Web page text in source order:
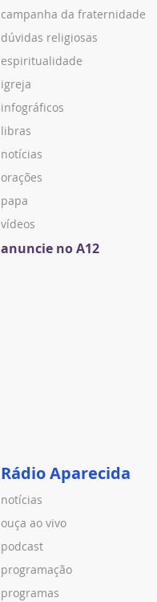
campanha da fraternidade
dúvidas religiosas
espiritualidade
igreja
infográficos
libras
notícias
orações
papa
vídeos
anuncie no A12
Rádio Aparecida
notícias
ouça ao vivo
podcast
programação
programas